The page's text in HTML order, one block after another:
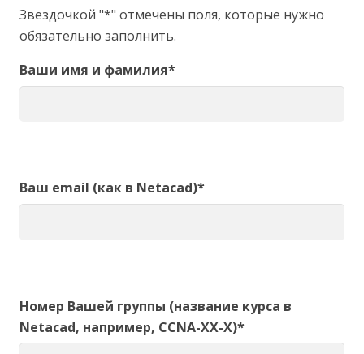
Звездочкой "*" отмечены поля, которые нужно
обязательно заполнить.
Ваши имя и фамилия*
Ваш email (как в Netacad)*
Номер Вашей группы (название курса в
Netacad, например, CCNA-XX-X)*